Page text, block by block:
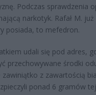
Podczas sprawdzenia
narkotyk. Rafał M.
posiada, to mefedron.
udali się pod adres,
przechowywane środki
z zawartością
ponad 6 gramów